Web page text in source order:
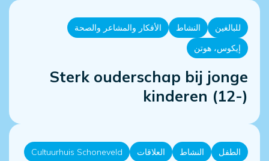
للبالغين النشاط
الأفكار والمشاعر والصحة
إيكوس، هوتن
Sterk ouderschap bij jonge
kinderen (12-)
الطفل النشاط العلاقات Cultuurhuis Schoneveld